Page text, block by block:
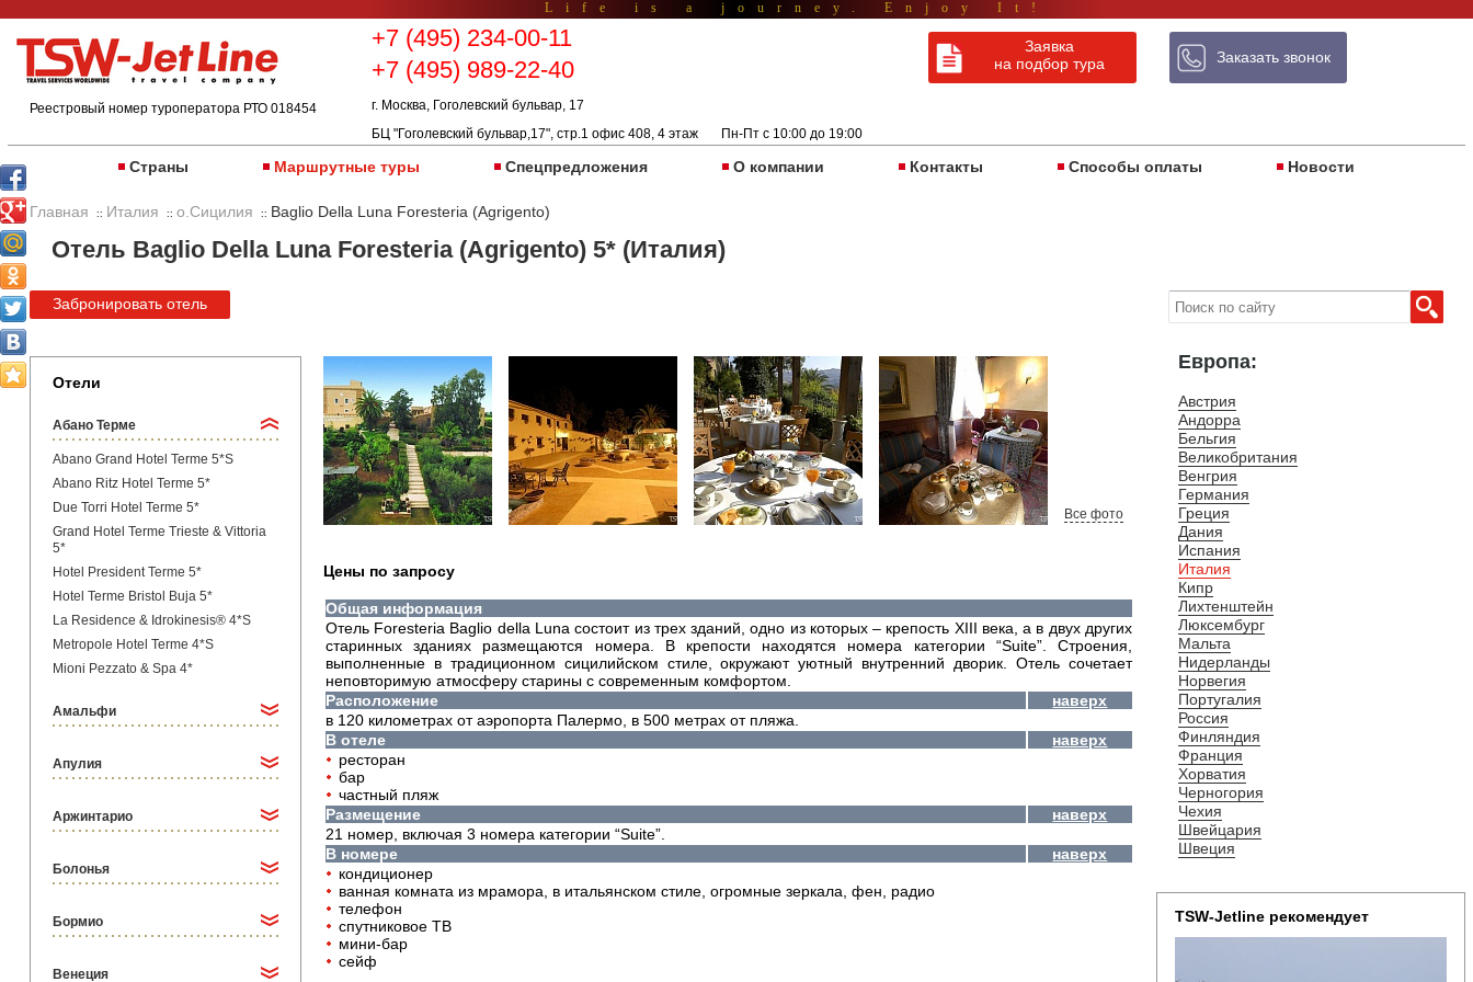
Life is a journey. Enjoy It!
Реестровый номер туроператора РТО 018454
+7 (495) 234-00-11
+7 (495) 989-22-40
г. Москва, Гоголевский бульвар, 17
БЦ "Гоголевский бульвар,17", стр.1 офис 408, 4 этаж Пн-Пт с 10:00 до 19:00
Заявка
на подбор тура
Заказать звонок
Страны Маршрутные туры Спецпредложения О компании Контакты Способы оплаты Новости
Главная :: Италия :: о.Сицилия :: Baglio Della Luna Foresteria (Agrigento)
Отель Baglio Della Luna Foresteria (Agrigento) 5* (Италия)
Забронировать отель
Отели
Абано Терме
Abano Grand Hotel Terme 5*S
Abano Ritz Hotel Terme 5*
Due Torri Hotel Terme 5*
Grand Hotel Terme Trieste & Vittoria
5*
Hotel President Terme 5*
Hotel Terme Bristol Buja 5*
La Residence & Idrokinesis® 4*S
Metropole Hotel Terme 4*S
Mioni Pezzato & Spa 4*
Амальфи
Апулия
Аржинтарио
Болонья
Бормио
Венеция
Все фото
Цены по запросу
Общая информация
Отель Foresteria Baglio della Luna состоит из трех зданий, одно из которых – крепость XIII века, а в двух других
старинных зданиях размещаются номера. В крепости находятся номера категории “Suite”. Строения,
выполненные в традиционном сицилийском стиле, окружают уютный внутренний дворик. Отель сочетает
неповторимую атмосферу старины с современным комфортом.
Расположение
наверх
в 120 километрах от аэропорта Палермо, в 500 метрах от пляжа.
В отеле
наверх
ресторан
бар
частный пляж
Размещение
наверх
21 номер, включая 3 номера категории “Suite”.
В номере
наверх
кондиционер
ванная комната из мрамора, в итальянском стиле, огромные зеркала, фен, радио
телефон
спутниковое ТВ
мини-бар
сейф
Европа:
Австрия
Андорра
Бельгия
Великобритания
Венгрия
Германия
Греция
Дания
Испания
Италия
Кипр
Лихтенштейн
Люксембург
Мальта
Нидерланды
Норвегия
Португалия
Россия
Финляндия
Франция
Хорватия
Черногория
Чехия
Швейцария
Швеция
TSW-Jetline рекомендует